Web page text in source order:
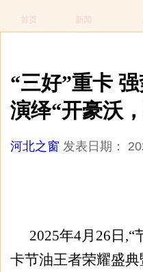
首页 新闻
“三好”重卡
演绎“开豪沃
河北之窗 发表日期：
2025年4月26日
卡节油王者荣耀盛